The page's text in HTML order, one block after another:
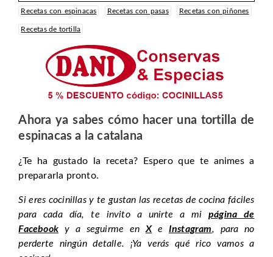
Recetas con espinacas Recetas con pasas Recetas con piñones
Recetas de tortilla
Ahora ya sabes cómo hacer una tortilla de
espinacas a la catalana
¿Te ha gustado la receta? Espero que te animes a
prepararla pronto.
Si eres cocinillas y te gustan las recetas de cocina fáciles
para cada día, te invito a unirte a mipágina de
Facebook y a seguirme enXe Instagram, para no
perderte ningún detalle. ¡Ya verás qué rico vamos a